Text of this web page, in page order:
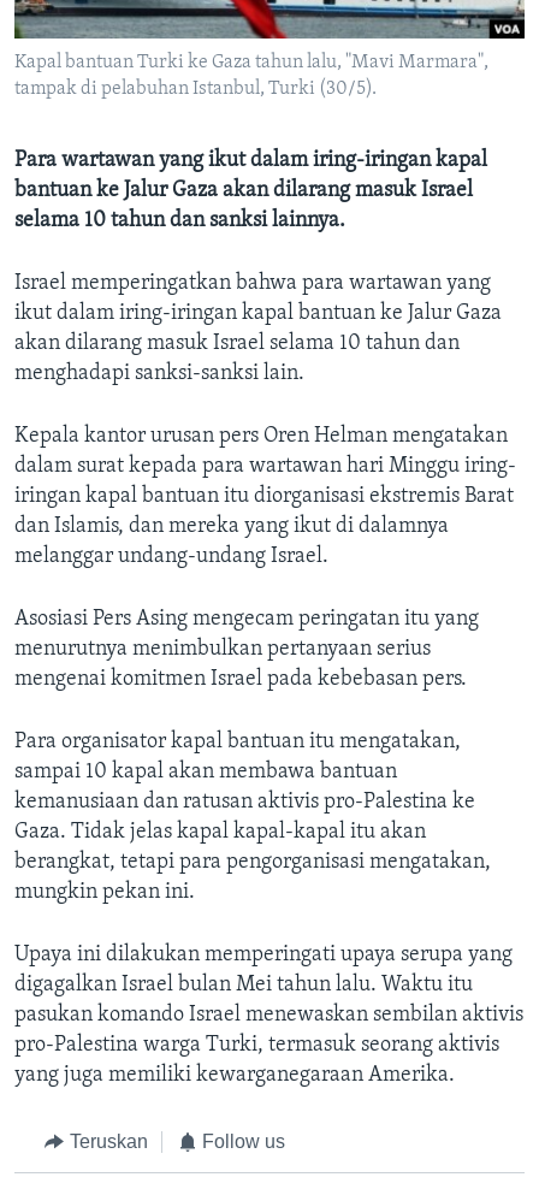
Kapal bantuan Turki ke Gaza tahun lalu, "Mavi Marmara",
tampak di pelabuhan Istanbul, Turki (30/5).
Para wartawan yang ikut dalam iring-iringan kapal
bantuan ke Jalur Gaza akan dilarang masuk Israel
selama 10 tahun dan sanksi lainnya.
Israel memperingatkan bahwa para wartawan yang
ikut dalam iring-iringan kapal bantuan ke Jalur Gaza
akan dilarang masuk Israel selama 10 tahun dan
menghadapi sanksi-sanksi lain.
Kepala kantor urusan pers Oren Helman mengatakan
dalam surat kepada para wartawan hari Minggu iring-
iringan kapal bantuan itu diorganisasi ekstremis Barat
dan Islamis, dan mereka yang ikut di dalamnya
melanggar undang-undang Israel.
Asosiasi Pers Asing mengecam peringatan itu yang
menurutnya menimbulkan pertanyaan serius
mengenai komitmen Israel pada kebebasan pers.
Para organisator kapal bantuan itu mengatakan,
sampai 10 kapal akan membawa bantuan
kemanusiaan dan ratusan aktivis pro-Palestina ke
Gaza. Tidak jelas kapal kapal-kapal itu akan
berangkat, tetapi para pengorganisasi mengatakan,
mungkin pekan ini.
Upaya ini dilakukan memperingati upaya serupa yang
digagalkan Israel bulan Mei tahun lalu. Waktu itu
pasukan komando Israel menewaskan sembilan aktivis
pro-Palestina warga Turki, termasuk seorang aktivis
yang juga memiliki kewarganegaraan Amerika.
Teruskan Follow us